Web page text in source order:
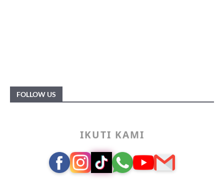
FOLLOW US
IKUTI KAMI